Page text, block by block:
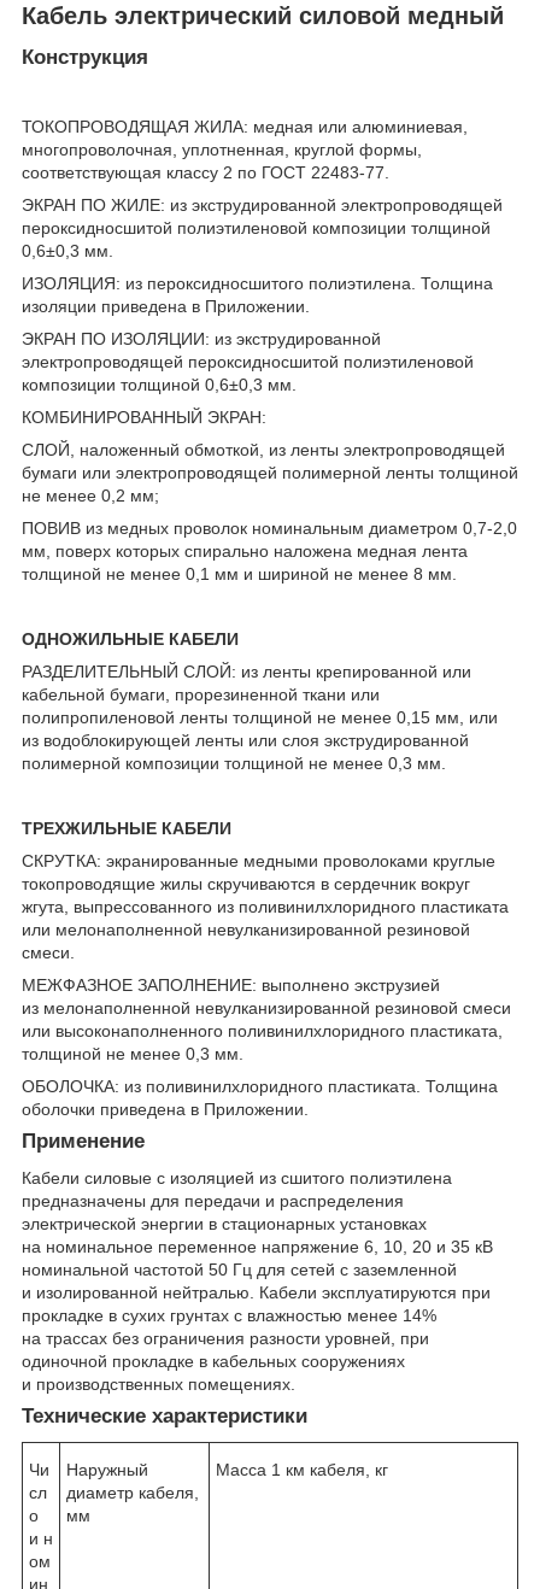
Кабель электрический силовой медный
Конструкция
ТОКОПРОВОДЯЩАЯ ЖИЛА: медная или алюминиевая,
многопроволочная, уплотненная, круглой формы,
соответствующая классу 2 по ГОСТ 22483-77.
ЭКРАН ПО ЖИЛЕ: из экструдированной электропроводящей
пероксидносшитой полиэтиленовой композиции толщиной
0,6±0,3 мм.
ИЗОЛЯЦИЯ: из пероксидносшитого полиэтилена. Толщина
изоляции приведена в Приложении.
ЭКРАН ПО ИЗОЛЯЦИИ: из экструдированной
электропроводящей пероксидносшитой полиэтиленовой
композиции толщиной 0,6±0,3 мм.
КОМБИНИРОВАННЫЙ ЭКРАН:
СЛОЙ, наложенный обмоткой, из ленты электропроводящей
бумаги или электропроводящей полимерной ленты толщиной
не менее 0,2 мм;
ПОВИВ из медных проволок номинальным диаметром 0,7-2,0
мм, поверх которых спирально наложена медная лента
толщиной не менее 0,1 мм и шириной не менее 8 мм.
ОДНОЖИЛЬНЫЕ КАБЕЛИ
РАЗДЕЛИТЕЛЬНЫЙ СЛОЙ: из ленты крепированной или
кабельной бумаги, прорезиненной ткани или
полипропиленовой ленты толщиной не менее 0,15 мм, или
из водоблокирующей ленты или слоя экструдированной
полимерной композиции толщиной не менее 0,3 мм.
ТРЕХЖИЛЬНЫЕ КАБЕЛИ
СКРУТКА: экранированные медными проволоками круглые
токопроводящие жилы скручиваются в сердечник вокруг
жгута, выпрессованного из поливинилхлоридного пластиката
или мелонаполненной невулканизированной резиновой
смеси.
МЕЖФАЗНОЕ ЗАПОЛНЕНИЕ: выполнено экструзией
из мелонаполненной невулканизированной резиновой смеси
или высоконаполненного поливинилхлоридного пластиката,
толщиной не менее 0,3 мм.
ОБОЛОЧКА: из поливинилхлоридного пластиката. Толщина
оболочки приведена в Приложении.
Применение
Кабели силовые с изоляцией из сшитого полиэтилена
предназначены для передачи и распределения
электрической энергии в стационарных установках
на номинальное переменное напряжение 6, 10, 20 и 35 кВ
номинальной частотой 50 Гц для сетей с заземленной
и изолированной нейтралью. Кабели эксплуатируются при
прокладке в сухих грунтах с влажностью менее 14%
на трассах без ограничения разности уровней, при
одиночной прокладке в кабельных сооружениях
и производственных помещениях.
Технические характеристики
Чи
сл
о
и н
ом
ин
Наружный
диаметр кабеля,
мм
Масса 1 км кабеля, кг